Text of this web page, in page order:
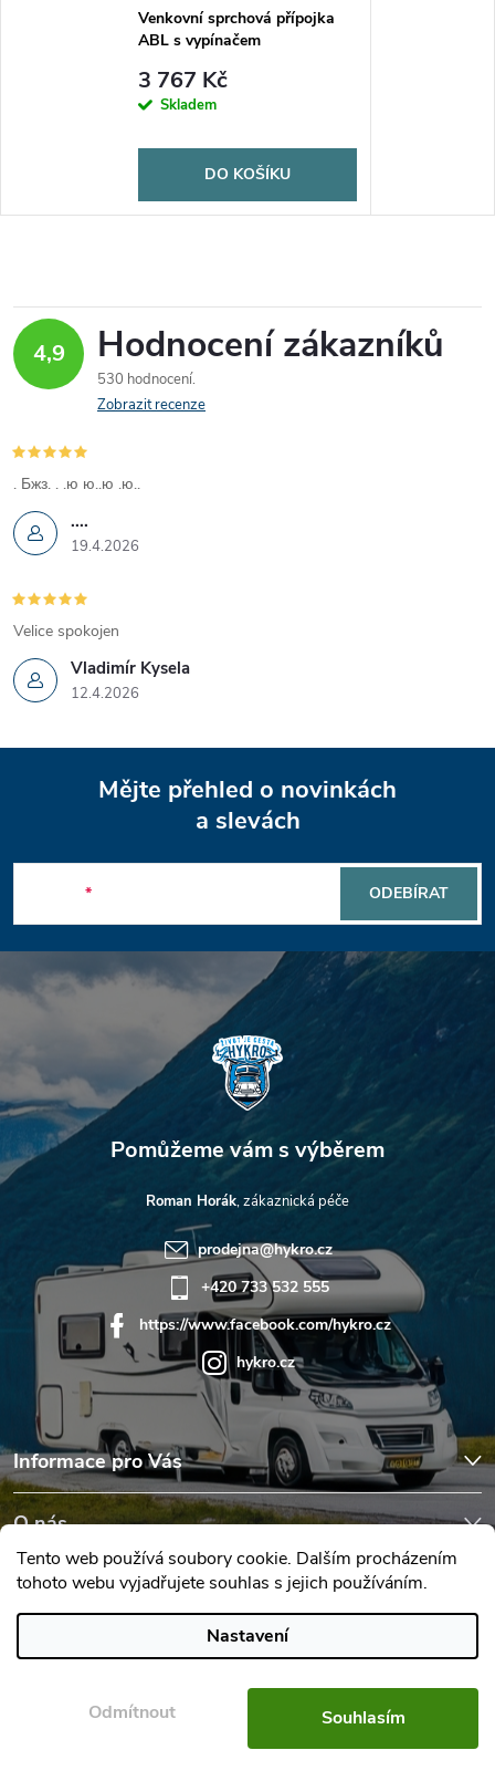
Tento web používá soubory cookie. Dalším procházením
tohoto webu vyjadřujete souhlas s jejich používáním.
Nastavení
Odmítnout Souhlasím
Venkovní sprchová přípojka
ABL s vypínačem
3 767 Kč
Skladem
DO KOŠÍKU
4,9 Hodnocení zákazníků
530 hodnocení
Zobrazit recenze
....
19.4.2026
. Бжз. . .ю ю..ю .ю..
Vladimír Kysela
12.4.2026
Velice spokojen
a
t
í
Mějte přehled o novinkách
a slevách
ODEBÍRAT
Informace pro Vás
O nás
Hodnocení obchodu
Roman Horák
prodejna@hykro.cz
+420 733 532 555
https://www.facebook.com/hykro.cz
hykro.cz
Copyright 2026Karavany Hykro. Všechna práva vyhrazena.Upravit
nastavení cookies